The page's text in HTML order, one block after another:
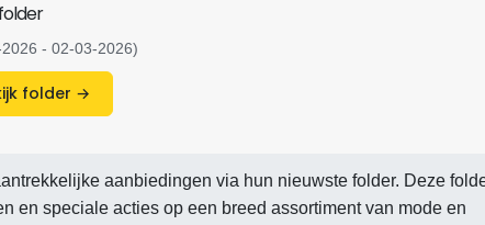
- 02-03-2026)
Bekijk folder →
aanbiedingen via hun nieuwste folder. Deze
en speciale acties op een breed assortiment van mode en